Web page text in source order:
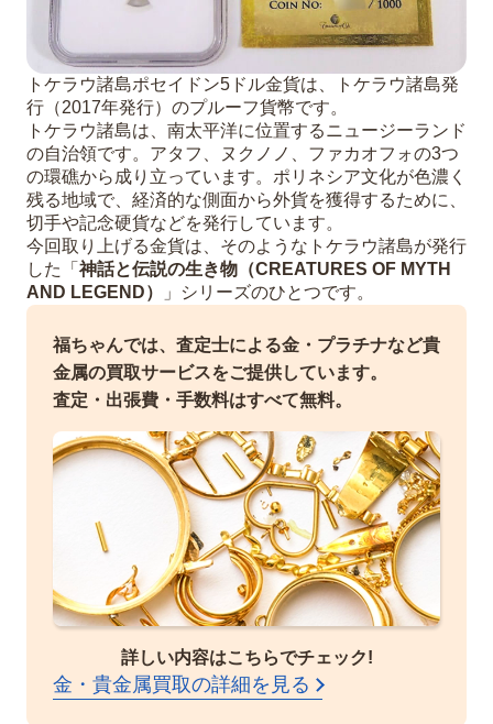
トケラウ諸島ポセイドン5ドル金貨は、トケラウ諸島発
行（2017年発行）のプルーフ貨幣です。
トケラウ諸島は、南太平洋に位置するニュージーランド
の自治領です。アタフ、ヌクノノ、ファカオフォの3つ
の環礁から成り立っています。ポリネシア文化が色濃く
残る地域で、経済的な側面から外貨を獲得するために、
切手や記念硬貨などを発行しています。
今回取り上げる金貨は、そのようなトケラウ諸島が発行
した「 神話と伝説の生き物（CREATURES OF MYTH
AND LEGEND）
」シリーズのひとつです。
福ちゃんでは、査定士による金・プラチナなど貴
金属の買取サービスをご提供しています。
査定・出張費・手数料はすべて無料。
詳しい内容はこちらでチェック!
金・貴金属買取の詳細を見る